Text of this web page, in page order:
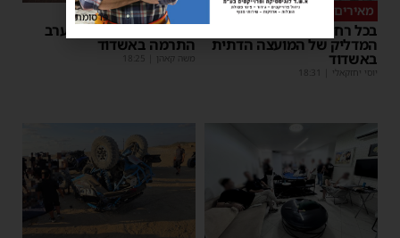
מאירים את השבת
בכל רחבי העיר: המיזם
המדליק של המועצה הדתית
באשדוד
יוסי יחזקאלי 18:31
מצילי חיים
150 מנות דם נתרמו בערב
התרמה באשדוד
משה קאהן 18:25
פרסומת